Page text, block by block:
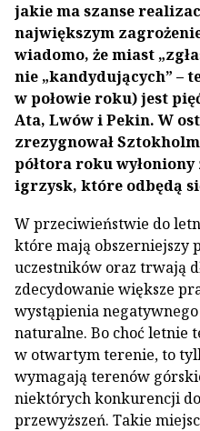
jakie ma szanse
największym
wiadomo, że miast
nie „kandydujących” –
w połowie roku) jest
Ata, Lwów i Pekin. W
zrezygnował Sztokholm
półtora roku
igrzysk, które odbędą
W przeciwieństwie do
które mają obszerniejszy
uczestników oraz trwają
zdecydowanie większe
wystąpienia
naturalne. Bo choć letnie
w otwartym terenie, to
wymagają terenów
niektórych konkurencji
przewyższeń. Takie